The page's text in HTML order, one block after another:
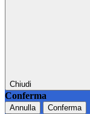
Chiudi
Conferma
Annulla Conferma